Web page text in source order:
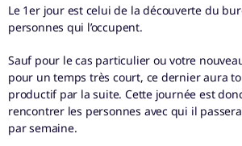
Le 1erjour est celui de la découverte du
personnes qui l’occupent.
Sauf pour le cas particulier ou votre
pour un temps très court, ce dernier aura
productif par la suite. Cette journée est
rencontrer les personnes avec qui il
par semaine.